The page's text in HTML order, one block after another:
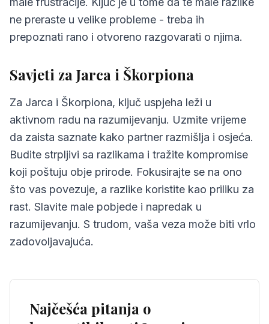
ne preraste u velike probleme - treba ih
prepoznati rano i otvoreno razgovarati o njima.
Savjeti za Jarca i Škorpiona
Za Jarca i Škorpiona, ključ uspjeha leži u
aktivnom radu na razumijevanju. Uzmite vrijeme
da zaista saznate kako partner razmišlja i osjeća.
Budite strpljivi sa razlikama i tražite kompromise
koji poštuju obje prirode. Fokusirajte se na ono
što vas povezuje, a razlike koristite kao priliku za
rast. Slavite male pobjede i napredak u
razumijevanju. S trudom, vaša veza može biti vrlo
zadovoljavajuća.
Najčešća pitanja o